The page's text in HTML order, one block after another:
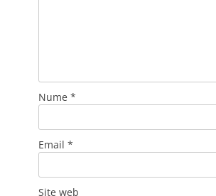
Nume *
Email *
Site web